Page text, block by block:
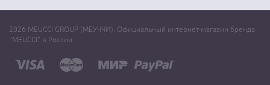
2026 MEUCCI GROUP (МЕУЧЧИ). Официальный интернет-магазин бренда
"MEUCCI" в России